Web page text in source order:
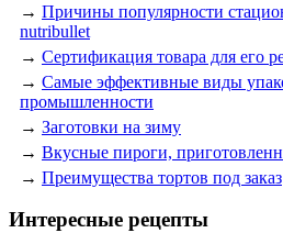
→ Причины популярности
nutribullet
→ Сертификация товара для его
→ Самые эффективные виды
промышленности
→ Заготовки на зиму
→ Вкусные пироги,
→ Преимущества тортов под заказ
Интересные рецепты